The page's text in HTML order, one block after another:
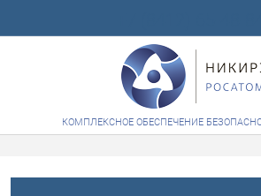
КОМПЛЕКСНОЕ ОБЕСПЕЧЕНИЕ